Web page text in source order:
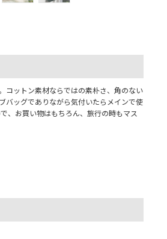
コットン素材ならではの素朴さ、角のない
バッグでありながら気付いたらメインで使
、お買い物はもちろん、旅行の時もマス